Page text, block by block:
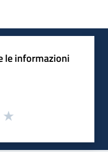
le informazioni